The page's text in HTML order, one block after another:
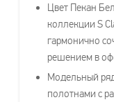
Цвет Пекан
коллекции S
гармонично
решением в
Модельный
полотнами с